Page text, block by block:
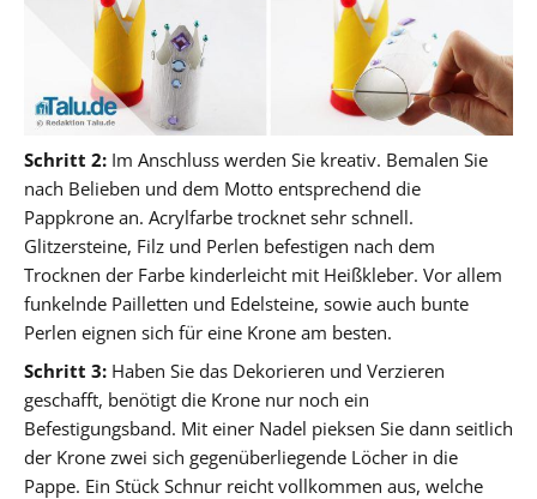
Schritt 2: Im Anschluss werden Sie kreativ. Bemalen Sie
nach Belieben und dem Motto entsprechend die
Pappkrone an. Acrylfarbe trocknet sehr schnell.
Glitzersteine, Filz und Perlen befestigen nach dem
Trocknen der Farbe kinderleicht mit Heißkleber. Vor allem
funkelnde Pailletten und Edelsteine, sowie auch bunte
Perlen eignen sich für eine Krone am besten.
Schritt 3: Haben Sie das Dekorieren und Verzieren
geschafft, benötigt die Krone nur noch ein
Befestigungsband. Mit einer Nadel pieksen Sie dann seitlich
der Krone zwei sich gegenüberliegende Löcher in die
Pappe. Ein Stück Schnur reicht vollkommen aus, welche